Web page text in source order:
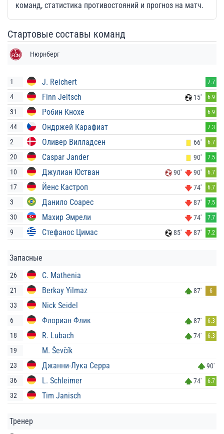
команд, статистика противостояний и прогноз на матч.
Стартовые составы команд
Нюрнберг
1 J. Reichert 7.7
4 Finn Jeltsch 15' 6.9
31 Робин Кнохе 6.9
44 Ондржей Карафиат 7.3
2 Оливер Вилладсен 66' 6.7
20 Caspar Jander 90' 7.5
10 Джулиан Юстван 90' 90' 6.7
17 Йенс Кастроп 74' 6.7
3 Данило Соарес 87' 7.5
30 Махир Эмрели 74' 7.7
9 Стефанос Цимас 85' 87' 7.2
Запасные
26 C. Mathenia
21 Berkay Yilmaz 87' 6
33 Nick Seidel
6 Флориан Флик 87' 6.3
18 R. Lubach 74' 6.3
19 M. Ševčík
23 Джанни-Лука Серра
90'
36
L. Schleimer 74' 6.7
32 Tim Janisch
Тренер